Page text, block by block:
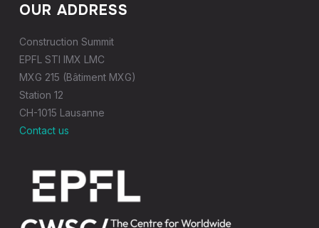
OUR ADDRESS
Construction Summit
EPFL STI IMX LMC
MXG 215 (Bâtiment MXG)
Station 12
CH-1015 Lausanne
Contact us